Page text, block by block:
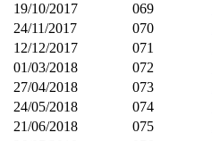
19/10/2017
069
24/11/2017
070
12/12/2017
071
01/03/2018
072
27/04/2018
073
24/05/2018
074
21/06/2018
075